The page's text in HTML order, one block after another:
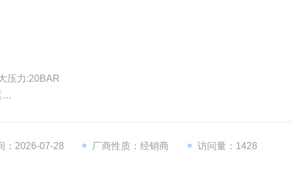
智能计量泵 Z大流量:3L/H Z大压力:20BAR
：2026-07-28 厂商性质：经销商 访问量：1428